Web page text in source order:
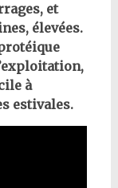
et
élevées.
à
estivales.